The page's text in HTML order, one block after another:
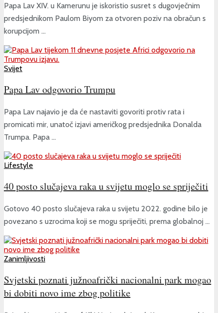
Papa Lav XIV. u Kamerunu je iskoristio susret s dugovječnim
predsjednikom Paulom Biyom za otvoren poziv na obračun s
korupcijom ...
Svijet
Papa Lav odgovorio Trumpu
Papa Lav najavio je da će nastaviti govoriti protiv rata i
promicati mir, unatoč izjavi američkog predsjednika Donalda
Trumpa. Papa ...
Lifestyle
40 posto slučajeva raka u svijetu moglo se spriječiti
Gotovo 40 posto slučajeva raka u svijetu 2022. godine bilo je
povezano s uzrocima koji se mogu spriječiti, prema globalnoj ...
Zanimljivosti
Svjetski poznati južnoafrički nacionalni park mogao
bi dobiti novo ime zbog politike